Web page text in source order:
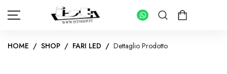
HOME / SHOP / FARI LED / Dettaglio Prodotto